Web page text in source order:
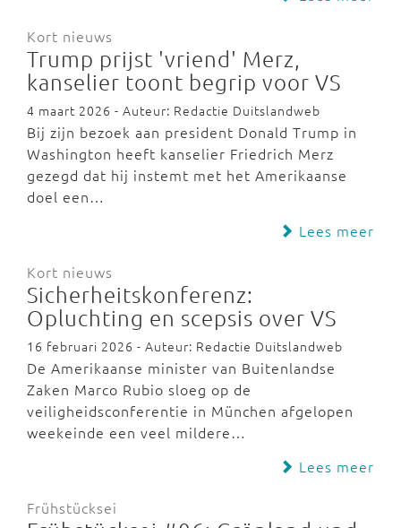
Kort nieuws
Trump prijst 'vriend' Merz,
kanselier toont begrip voor VS
4 maart 2026 - Auteur: Redactie Duitslandweb
Bij zijn bezoek aan president Donald Trump in
Washington heeft kanselier Friedrich Merz
gezegd dat hij instemt met het Amerikaanse
doel een…
Lees meer
Kort nieuws
Sicherheitskonferenz:
Opluchting en scepsis over VS
16 februari 2026 - Auteur: Redactie Duitslandweb
De Amerikaanse minister van Buitenlandse
Zaken Marco Rubio sloeg op de
veiligheidsconferentie in München afgelopen
weekeinde een veel mildere…
Lees meer
Frühstücksei